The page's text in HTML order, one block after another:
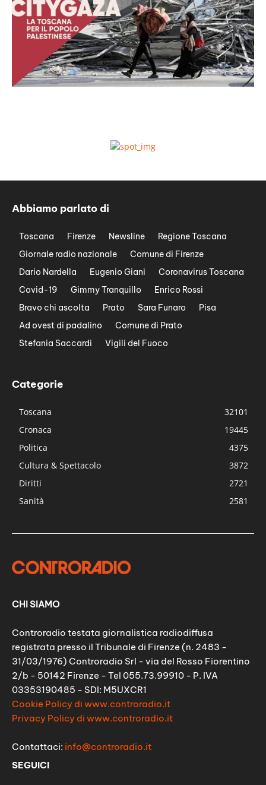
Abbiamo parlato di
Toscana Firenze Newsline
Regione Toscana
Giornale radio nazionale
Comune di Firenze
Dario Nardella
Eugenio Giani
Coronavirus Toscana
Covid-19
Gimmy Tranquillo
Enrico Rossi
Bravo chi ascolta
Prato Sara Funaro
Pisa
Ad ovest di padalino
Comune di Prato
Stefania Saccardi
Vigili del Fuoco
Categorie
Toscana
32101
Cronaca
19445
Politica
4375
Cultura & Spettacolo
3872
Diritti
2721
Sanità
2581
CHI SIAMO
Controradio testata giornalistica radiodiffusa
registrata presso il Tribunale di Firenze (n. 2483 -
31/03/1976) Controradio Srl - via del Rosso Fiorentino
2/b - 50142 Firenze - Tel 055.73.99910 - P. IVA
03353190485 - SDI: M5UXCR1
Cookie Policy di www.controradio.it
Privacy Policy di www.controradio.it
Contattaci: info@controradio.it
SEGUICI